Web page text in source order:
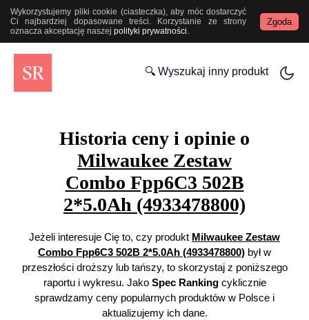
Wykorzystujemy pliki cookie (ciasteczka), aby móc dostarczyć
Ci najbardziej dopasowane treści. Korzystanie ze strony
oznacza akceptację naszej polityki prywatności.
Zgoda
🔍 Wyszukaj inny produkt
Historia ceny i opinie o
Milwaukee Zestaw
Combo Fpp6C3 502B
2*5.0Ah (4933478800)
Jeżeli interesuje Cię to, czy produkt Milwaukee Zestaw
Combo Fpp6C3 502B 2*5.0Ah (4933478800) był w
przeszłości droższy lub tańszy, to skorzystaj z poniższego
raportu i wykresu. Jako Spec Rankingcyklicznie
sprawdzamy ceny popularnych produktów w Polsce i
aktualizujemy ich dane.